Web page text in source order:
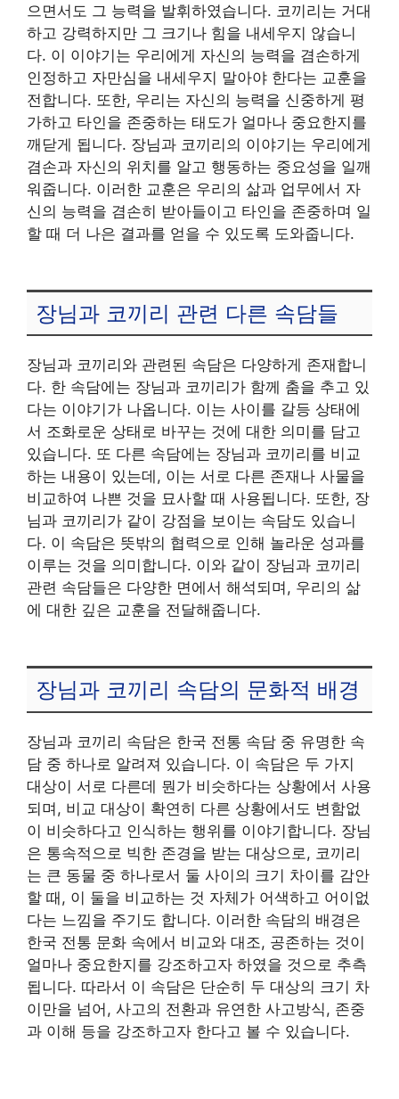
으면서도 그 능력을 발휘하였습니다. 코끼리는 거대
하고 강력하지만 그 크기나 힘을 내세우지 않습니
다. 이 이야기는 우리에게 자신의 능력을 겸손하게
인정하고 자만심을 내세우지 말아야 한다는 교훈을
전합니다. 또한, 우리는 자신의 능력을 신중하게 평
가하고 타인을 존중하는 태도가 얼마나 중요한지를
깨닫게 됩니다. 장님과 코끼리의 이야기는 우리에게
겸손과 자신의 위치를 알고 행동하는 중요성을 일깨
워줍니다. 이러한 교훈은 우리의 삶과 업무에서 자
신의 능력을 겸손히 받아들이고 타인을 존중하며 일
할 때 더 나은 결과를 얻을 수 있도록 도와줍니다.
장님과 코끼리 관련 다른 속담들
장님과 코끼리와 관련된 속담은 다양하게 존재합니
다. 한 속담에는 장님과 코끼리가 함께 춤을 추고 있
다는 이야기가 나옵니다. 이는 사이를 갈등 상태에
서 조화로운 상태로 바꾸는 것에 대한 의미를 담고
있습니다. 또 다른 속담에는 장님과 코끼리를 비교
하는 내용이 있는데, 이는 서로 다른 존재나 사물을
비교하여 나쁜 것을 묘사할 때 사용됩니다. 또한, 장
님과 코끼리가 같이 강점을 보이는 속담도 있습니
다. 이 속담은 뜻밖의 협력으로 인해 놀라운 성과를
이루는 것을 의미합니다. 이와 같이 장님과 코끼리
관련 속담들은 다양한 면에서 해석되며, 우리의 삶
에 대한 깊은 교훈을 전달해줍니다.
장님과 코끼리 속담의 문화적 배경
장님과 코끼리 속담은 한국 전통 속담 중 유명한 속
담 중 하나로 알려져 있습니다. 이 속담은 두 가지
대상이 서로 다른데 뭔가 비슷하다는 상황에서 사용
되며, 비교 대상이 확연히 다른 상황에서도 변함없
이 비슷하다고 인식하는 행위를 이야기합니다. 장님
은 통속적으로 빅한 존경을 받는 대상으로, 코끼리
는 큰 동물 중 하나로서 둘 사이의 크기 차이를 감안
할 때, 이 둘을 비교하는 것 자체가 어색하고 어이없
다는 느낌을 주기도 합니다. 이러한 속담의 배경은
한국 전통 문화 속에서 비교와 대조, 공존하는 것이
얼마나 중요한지를 강조하고자 하였을 것으로 추측
됩니다. 따라서 이 속담은 단순히 두 대상의 크기 차
이만을 넘어, 사고의 전환과 유연한 사고방식, 존중
과 이해 등을 강조하고자 한다고 볼 수 있습니다.